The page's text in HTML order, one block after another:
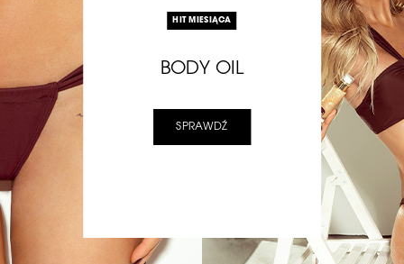
HIT MIESIĄCA
BODY OIL
SPRAWDŹ